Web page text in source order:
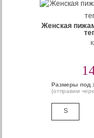
Женская
Размеры под
(отправим
S